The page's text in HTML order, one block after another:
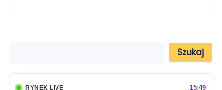
Szukaj
RYNEK LIVE 15:49